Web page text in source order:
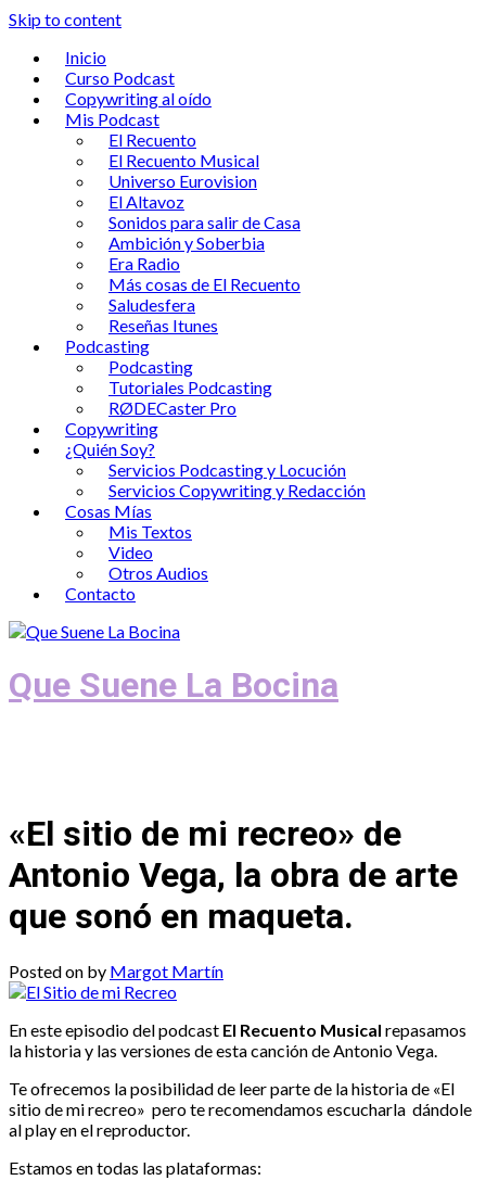
Skip to content
Inicio
Curso Podcast
Copywriting al oído
Mis Podcast
El Recuento
El Recuento Musical
Universo Eurovision
El Altavoz
Sonidos para salir de Casa
Ambición y Soberbia
Era Radio
Más cosas de El Recuento
Saludesfera
Reseñas Itunes
Podcasting
Podcasting
Tutoriales Podcasting
RØDECaster Pro
Copywriting
¿Quién Soy?
Servicios Podcasting y Locución
Servicios Copywriting y Redacción
Cosas Mías
Mis Textos
Video
Otros Audios
Contacto
Que Suene La Bocina
«El sitio de mi recreo» de
Antonio Vega, la obra de arte
que sonó en maqueta.
Posted on by Margot Martín
En este episodio del podcast El Recuento Musical repasamos
la historia y las versiones de esta canción de Antonio Vega.
Te ofrecemos la posibilidad de leer parte de la historia de «El
sitio de mi recreo» pero te recomendamos escucharla dándole
al play en el reproductor.
Estamos en todas las plataformas: